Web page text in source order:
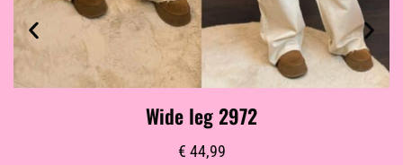
Wide leg 2972
€ 44,99